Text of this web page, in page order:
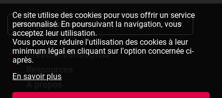
Ce site utilise des cookies pour vous offrir un service
personnalisé. En poursuivant la navigation, vous
acceptez leur utilisation.
Vous pouvez réduire l'utilisation des cookies à leur
minimum légal en cliquant sur l'option concernée ci-
après.
En savoir plus
S'inscrire à la newsletter
Création d'entreprise
Formations à la création d'entreprise
Chèques formation à la création d'entreprise
À propos